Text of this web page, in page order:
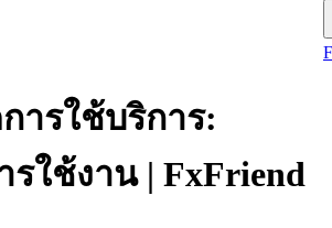
ารใช้บริการ:
รใช้งาน | FxFriend